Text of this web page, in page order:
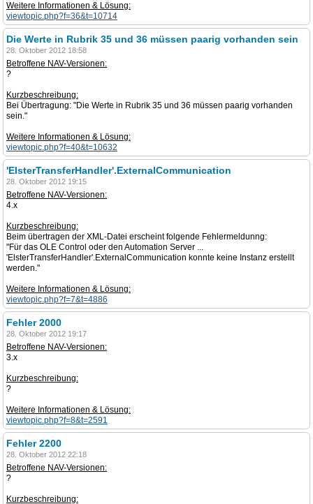
Weitere Informationen & Lösung:
viewtopic.php?f=36&t=10714
Die Werte in Rubrik 35 und 36 müssen paarig vorhanden sein
28. Oktober 2012 18:58
Betroffene NAV-Versionen:
?
Kurzbeschreibung:
Bei Übertragung: "Die Werte in Rubrik 35 und 36 müssen paarig vorhanden
sein."
Weitere Informationen & Lösung:
viewtopic.php?f=40&t=10632
'ElsterTransferHandler'.ExternalCommunication
28. Oktober 2012 19:15
Betroffene NAV-Versionen:
4.x
Kurzbeschreibung:
Beim übertragen der XML-Datei erscheint folgende Fehlermeldunng:
"Für das OLE Control oder den Automation Server ...
'ElsterTransferHandler'.ExternalCommunication konnte keine Instanz erstellt
werden."
Weitere Informationen & Lösung:
viewtopic.php?f=7&t=4886
Fehler 2000
28. Oktober 2012 19:17
Betroffene NAV-Versionen:
3.x
Kurzbeschreibung:
?
Weitere Informationen & Lösung:
viewtopic.php?f=8&t=2591
Fehler 2200
28. Oktober 2012 22:18
Betroffene NAV-Versionen:
?
Kurzbeschreibung: